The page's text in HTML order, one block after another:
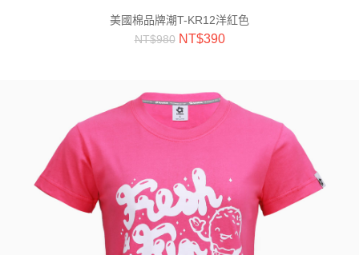
美國棉品牌潮T-KR12洋紅色
NT$980 NT$390